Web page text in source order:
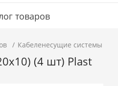
товаров
Кабеленесущие системы
(4 шт) Plast